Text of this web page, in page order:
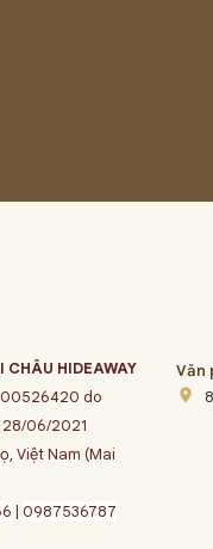
HIDEAWAY
do
28/06/2021
Việt Nam (Mai
| 0987536787
Văn
place